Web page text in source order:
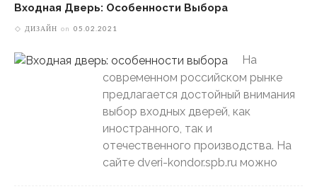
Входная Дверь: Особенности Выбора
ДИЗАЙН on 05.02.2021
На
современном российском рынке
предлагается достойный внимания
выбор входных дверей, как
иностранного, так и
отечественного производства. На
сайте dveri-kondor.spb.ru можно